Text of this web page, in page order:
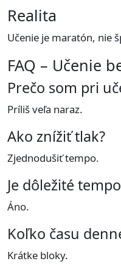
Realita
Učenie je maratón, nie
FAQ – Učenie
Prečo som pri
Príliš veľa naraz.
Ako znížiť tlak?
Zjednodušiť tempo.
Je dôležité
Áno.
Koľko času
Krátke bloky.